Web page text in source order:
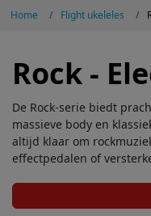
Home Flight ukeleles
Rock -
De Rock-serie biedt
massieve body en
altijd klaar om
effectpedalen of